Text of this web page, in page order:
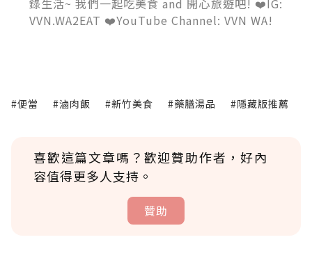
錄生活~ 我們一起吃美食 and 開心旅遊吧! ❤️IG:
VVN.WA2EAT ❤️YouTube Channel: VVN WA!
#便當 #滷肉飯 #新竹美食 #藥膳湯品 #隱藏版推薦
喜歡這篇文章嗎？歡迎贊助作者，好內
容值得更多人支持。
贊助